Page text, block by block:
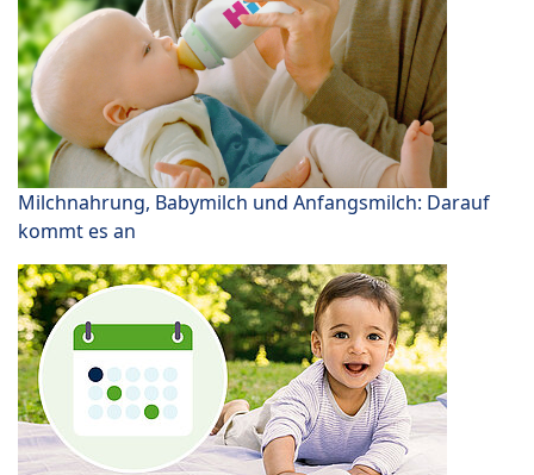
Milchnahrung, Babymilch und Anfangsmilch: Darauf
kommt es an